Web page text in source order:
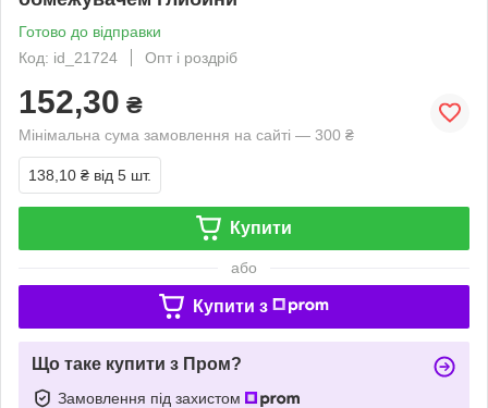
Готово до відправки
Код: id_21724
Опт і роздріб
152,30 ₴
Мінімальна сума замовлення на сайті — 300 ₴
138,10 ₴ від 5 шт.
Купити
або
Купити з
Що таке купити з Пром?
Замовлення під захистом